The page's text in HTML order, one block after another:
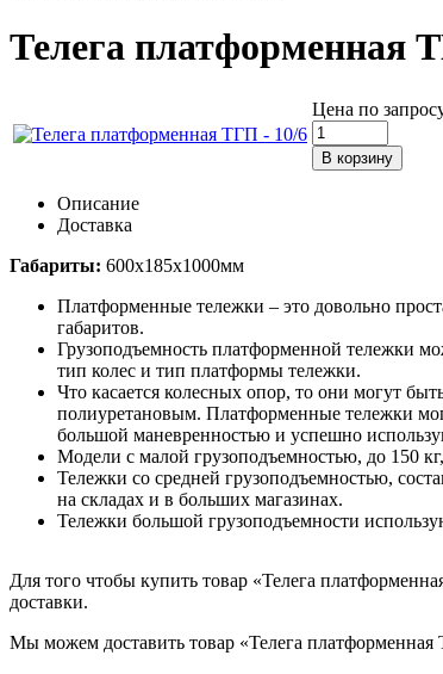
Телега платформенная
Цена по
Описание
Доставка
Габариты: 600x185x1000мм
Платформенные тележки – это довольно
габаритов.
Грузоподъемность платформенной тележки
тип колес и тип платформы тележки.
Что касается колесных опор, то они могут
полиуретановым. Платформенные тележки
большой маневренностью и успешно
Модели с малой грузоподъемностью, до 150
Тележки со средней грузоподъемностью,
на складах и в больших магазинах.
Тележки большой грузоподъемности
Для того чтобы купить товар «Телега
доставки.
Мы можем доставить товар «Телега платформенная